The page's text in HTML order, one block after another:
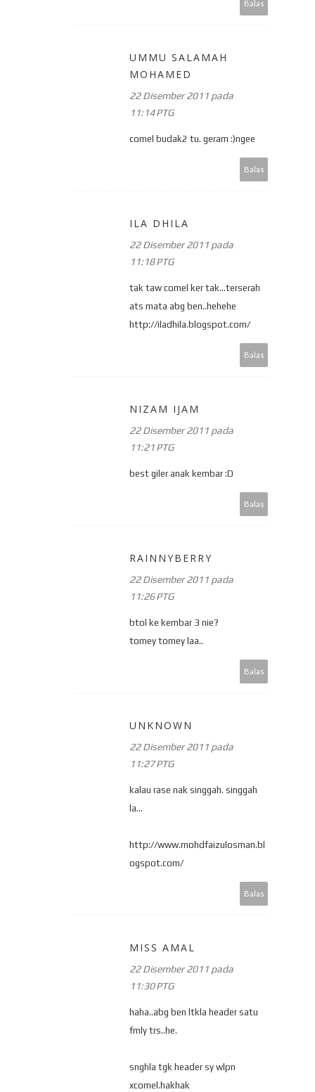
Balas
UMMU SALAMAH
MOHAMED
22 Disember 2011 pada
11:14 PTG
comel budak2 tu. geram :)ngee
Balas
ILA DHILA
22 Disember 2011 pada
11:18 PTG
tak taw comel ker tak...terserah
ats mata abg ben..hehehe
http://iladhila.blogspot.com/
Balas
NIZAM IJAM
22 Disember 2011 pada
11:21 PTG
best giler anak kembar :D
Balas
RAINNYBERRY
22 Disember 2011 pada
11:26 PTG
btol ke kembar 3 nie?
tomey tomey laa..
Balas
UNKNOWN
22 Disember 2011 pada
11:27 PTG
kalau rase nak singgah. singgah
la...
http://www.mohdfaizulosman.bl
ogspot.com/
Balas
MISS AMAL
22 Disember 2011 pada
11:30 PTG
haha..abg ben ltkla header satu
fmly trs..he.
snghla tgk header sy wlpn
xcomel.hakhak